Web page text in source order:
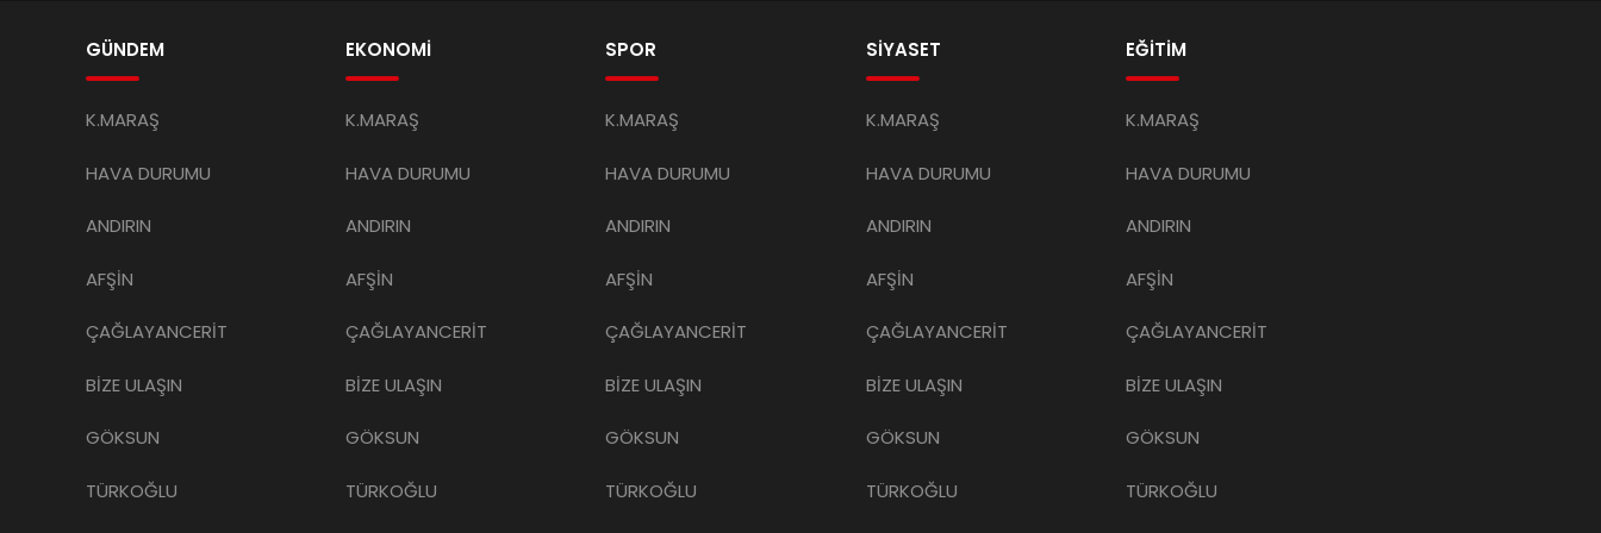
GÜNDEM
K.MARAŞ
HAVA DURUMU
ANDIRIN
AFŞİN
ÇAĞLAYANCERİT
BİZE ULAŞIN
GÖKSUN
TÜRKOĞLU
EKONOMİ
K.MARAŞ
HAVA DURUMU
ANDIRIN
AFŞİN
ÇAĞLAYANCERİT
BİZE ULAŞIN
GÖKSUN
TÜRKOĞLU
SPOR
K.MARAŞ
HAVA DURUMU
ANDIRIN
AFŞİN
ÇAĞLAYANCERİT
BİZE ULAŞIN
GÖKSUN
TÜRKOĞLU
SİYASET
K.MARAŞ
HAVA DURUMU
ANDIRIN
AFŞİN
ÇAĞLAYANCERİT
BİZE ULAŞIN
GÖKSUN
TÜRKOĞLU
EĞİTİM
K.MARAŞ
HAVA DURUMU
ANDIRIN
AFŞİN
ÇAĞLAYANCERİT
BİZE ULAŞIN
GÖKSUN
TÜRKOĞLU